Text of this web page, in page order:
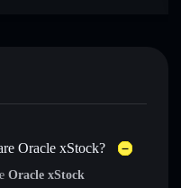
Oracle xStock?
Oracle xStock